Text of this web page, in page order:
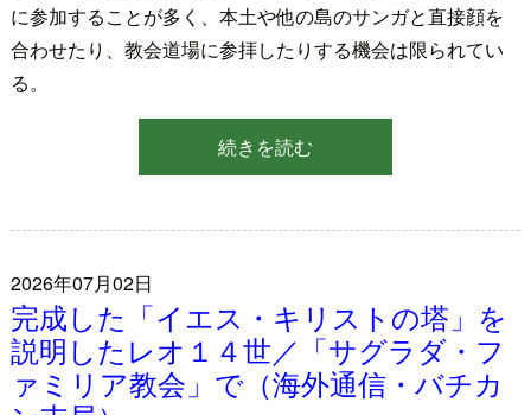
に参加することが多く、本土や他の島のサンガと直接顔を
合わせたり、教会道場に参拝したりする機会は限られてい
る。
続きを読む
2026年07月02日
完成した「イエス・キリストの塔」を
説明したレオ１４世／「サグラダ・フ
ァミリア教会」で（海外通信・バチカ